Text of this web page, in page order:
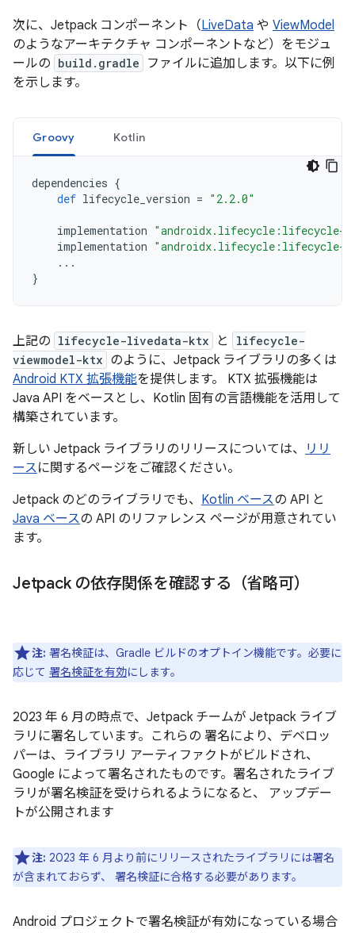
次に、Jetpack コンポーネント（LiveData や ViewModel
のようなアーキテクチャ コンポーネントなど）をモジュ
ールの build.gradle
ファイルに追加します。以下に例
を示します。
Groovy Kotlin
dependencies {
def lifecycle_version = "2.2.0"
implementation "androidx.lifecycle:lifecycle-
implementation "androidx.lifecycle:lifecycle-
...
}
上記の lifecycle-livedata-ktx と
lifecycle-
viewmodel-ktx のように、Jetpack ライブラリの多くは
Android KTX 拡張機能を提供します。 KTX 拡張機能は
Java API をベースとし、Kotlin 固有の言語機能を活用して
構築されています。
新しい Jetpack ライブラリのリリースについては、
リリ
ースに関するページをご確認ください。
Jetpack のどのライブラリでも、 Kotlin ベースの API と
Java ベースの API のリファレンス ページが用意されてい
ます。
Jetpack の依存関係を確認する（省略可）
注: 署名検証は、Gradle ビルドのオプトイン機能です。必要に
応じて 署名検証を有効にします。
2023 年 6 月の時点で、Jetpack チームが Jetpack ライブ
ラリに署名しています。これらの 署名により、デベロッ
パーは、ライブラリ アーティファクトがビルドされ、
Google によって署名されたものです。署名されたライブ
ラリが署名検証を受けられるようになると、 アップデー
トが公開されます
注: 2023 年 6 月より前にリリースされたライブラリには署名
が含まれておらず、 署名検証に合格する必要があります。
Android プロジェクトで署名検証が有効になっている場合